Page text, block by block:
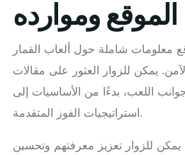
الموقع وموارده
معلومات شاملة حول ألعاب القمار
يمكن للزوار العثور على مقالات
اللعب، بدءًا من الأساسيات إلى
استراتيجيات الفوز المتقدمة.
يمكن للزوار تعزيز معرفتهم وتحسين